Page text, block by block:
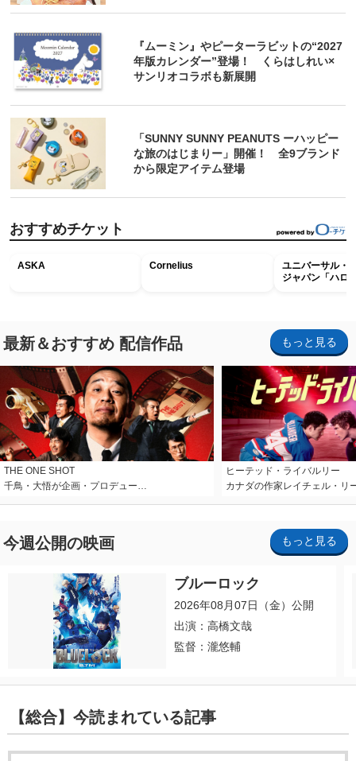
『ムーミン』やピーターラビットの“2027
年版カレンダー”登場！ くらはしれい×
サンリオコラボも新展開
「SUNNY SUNNY PEANUTS ーハッピー
な旅のはじまりー」開催！ 全9ブランド
から限定アイテム登場
おすすめチケット
ASKA Cornelius
ユニバーサル・
ジャパン「ハロ
最新＆おすすめ 配信作品 もっと見る
THE ONE SHOT
千鳥・大悟が企画・プロデュー…
ヒーテッド・ライバルリー
カナダの作家レイチェル・リ
今週公開の映画 もっと見る
ブルーロック
2026年08月07日（金）公開
出演：高橋文哉
監督：瀧悠輔
【総合】今読まれている記事